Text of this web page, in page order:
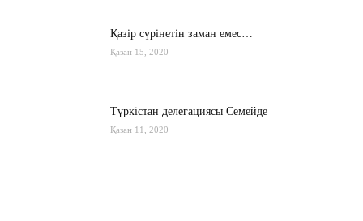
Қазір сүрінетін заман емес…
Қазан 15, 2020
Түркістан делегациясы Семейде
Қазан 11, 2020